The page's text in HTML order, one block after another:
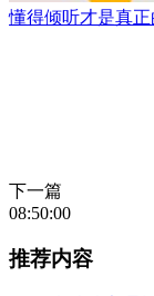
懂得倾听才是真
下一篇
08:50:00
推荐内容